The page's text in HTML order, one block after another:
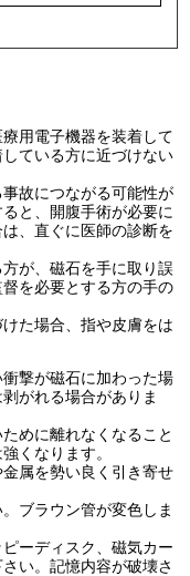
用電子機器を装着して
ている方に近づけない
故につながる可能性が
と、開腹手術が必要に
、直ぐに医師の診断を
が、磁石を手に取り誤
を必要とする方の手の
た場合、指や皮膚をは
撃が磁石に加わった場
がれる場合がありま
めに離れなくなること
くなります。
属を勢い良く引き寄せ
ブラウン管が変色しま
ーディスク、磁気カー
い。記憶内容が破壊さ